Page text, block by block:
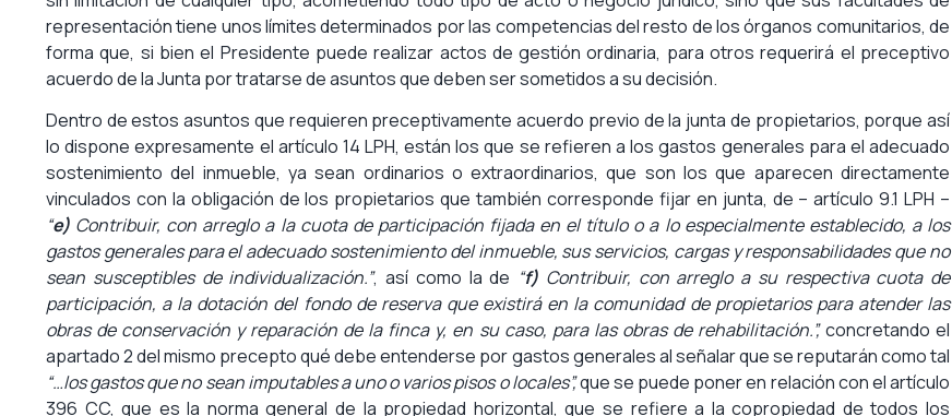
representación tiene unos límites determinados por las competencias del resto de los órganos comunitarios, de
forma que, si bien el Presidente puede realizar actos de gestión ordinaria, para otros requerirá el preceptivo
acuerdo de la Junta por tratarse de asuntos que deben ser sometidos a su decisión.
Dentro de estos asuntos que requieren preceptivamente acuerdo previo de la junta de propietarios, porque así
lo dispone expresamente el artículo 14 LPH, están los que se refieren a los gastos generales para el adecuado
sostenimiento del inmueble, ya sean ordinarios o extraordinarios, que son los que aparecen directamente
vinculados con la obligación de los propietarios que también corresponde fijar en junta, de – artículo 9.1 LPH –
“e) Contribuir, con arreglo a la cuota de participación fijada en el título o a lo especialmente establecido, a los
gastos generales para el adecuado sostenimiento del inmueble, sus servicios, cargas y responsabilidades que no
sean susceptibles de individualización.”, así como la de “f) Contribuir, con arreglo a su respectiva cuota de
participación, a la dotación del fondo de reserva que existirá en la comunidad de propietarios para atender las
obras de conservación y reparación de la finca y, en su caso, para las obras de rehabilitación.”,concretando el
apartado 2 del mismo precepto qué debe entenderse por gastos generales al señalar que se reputarán como tal
“…los gastos que no sean imputables a uno o varios pisos o locales”,que se puede poner en relación con el artículo
396 CC, que es la norma general de la propiedad horizontal, que se refiere a la copropiedad de todos los